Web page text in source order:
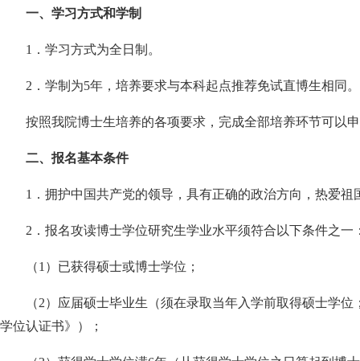
一、学习方式和学制
1 ． 学习方式为全日制。
2 ．学制 为5年，培养要求与本科起点推荐免试直博生相同。
按照我院博士生培养的各项要求，完成全部培养环节可以
二、报名基本条件
1 ． 拥护中国共产党的领导，具有正确的政治方向，热爱祖
2 ． 报名攻读博士学位研究生学业水平须符合以下条件之一
（1 ）已获得硕士或博士学位；
（2）应届硕士毕业生（须在录取当年入学前取得硕士学
学位认证书》）；